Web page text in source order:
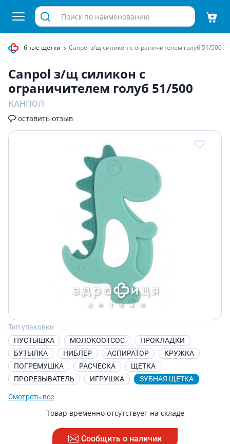
зубные щетки Canpol з/щ силикон с ограничителем голуб 51/500
Canpol з/щ силикон с
ограничителем голуб 51/500
КАНПОЛ
оставить отзыв
Тип упаковки
ПУСТЫШКА
МОЛОКООТСОС
ПРОКЛАДКИ
БУТЫЛКА
НИБЛЕР АСПИРАТОР
КРУЖКА
ПОГРЕМУШКА
РАСЧЕСКА
ЩЕТКА
ПРОРЕЗЫВАТЕЛЬ
ИГРУШКА ЗУБНАЯ ЩЕТКА
Смотреть все
Товар временно отсутствует на складе
Сообщить о наличии